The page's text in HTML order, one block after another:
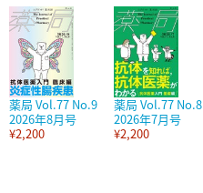
薬局 Vol.77 No.9
2026年8月号
¥2,200
薬局 Vol.77 No.8
2026年7月号
¥2,200